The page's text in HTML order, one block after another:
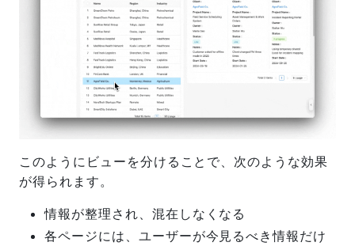
このようにビューを分けることで、次のような効果
が得られます。
情報が整理され、混在しなくなる
各ページには、ユーザーが今見るべき情報だけ